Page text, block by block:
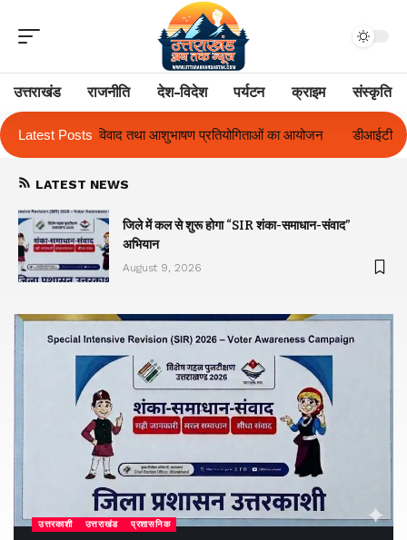
उत्तराखंड राजनीति देश-विदेश पर्यटन क्राइम संस्कृति
Latest Postsका आयोजन डीआईटी विश्वविद्यालय ने दो दिवसीय ‘दीक्षारंभ
LATEST NEWS
जिले में कल से शुरू होगा “SIR शंका-समाधान-संवाद”
अभियान
August 9, 2026
उत्तरकाशी उत्तराखंड प्रशासनिक